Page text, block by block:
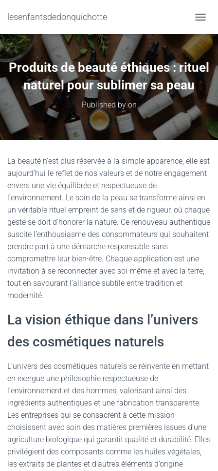
lesenfantsdedonquichotte
Produits de beauté éthiques : rituel
naturel pour sublimer sa peau
Published byon
La beauté n’est plus réservée à la simple apparence, elle est
aujourd’hui le reflet de nos valeurs et de notre engagement
envers une vie équilibrée et respectueuse de
l’environnement. Le soin de la peau se transforme ainsi en
un véritable rituel empreint de sens et de rigueur, où chaque
geste se doit d’honorer la nature. Ce renouveau authentique
suscite l’enthousiasme des consommateurs qui souhaitent
prendre part à une démarche responsable sans
compromettre leur bien-être. Chaque application est une
invitation à se reconnecter avec soi-même et avec la terre,
tout en savourant l’alliance subtile entre tradition et
modernité.
La vision éthique dans l’univers
des cosmétiques naturels
L’univers des cosmétiques naturels se réinvente en mettant
en exergue une philosophie respectueuse de
l’environnement et des hommes, valorisant ainsi des
ingrédients authentiques et une fabrication transparente.
Les entreprises qui se consacrent à cette mission
choisissent avec soin des matières premières issues d’une
agriculture biologique qui garantit qualité et durabilité. Elles
privilégient des composants comme les huiles végétales,
les extraits de plantes et d’autres éléments d’origine